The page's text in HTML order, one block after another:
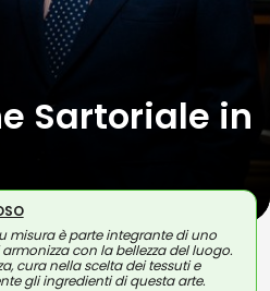
Sartoriale in
misura è parte integrante di uno
con la bellezza del luogo.
cura nella scelta dei tessuti e
gli ingredienti di questa arte.